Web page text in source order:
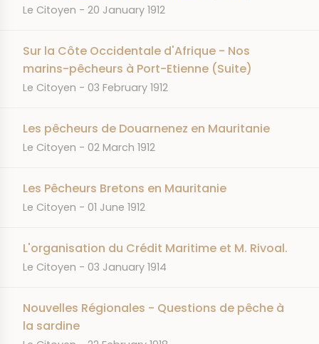
JOURNAL
Le Citoyen DATE
20 January 1912
Sur la Côte Occidentale d'Afrique - Nos
marins-pêcheurs à Port-Etienne (Suite)
JOURNAL
Le Citoyen DATE
03 February 1912
Les pêcheurs de Douarnenez en Mauritanie
JOURNAL
Le Citoyen DATE
02 March 1912
Les Pêcheurs Bretons en Mauritanie
JOURNAL
Le Citoyen DATE
01 June 1912
L'organisation du Crédit Maritime et M. Rivoal.
JOURNAL
Le Citoyen DATE
03 January 1914
Nouvelles Régionales - Questions de pêche à
la sardine